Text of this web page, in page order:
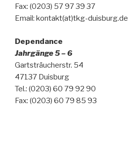
Fax: (0203) 57 97 39 37
Email: kontakt(at)tkg-duisburg.de
Dependance
Jahrgänge 5 – 6
Gartsträucherstr. 54
47137 Duisburg
Tel.: (0203) 60 79 92 90
Fax: (0203) 60 79 85 93